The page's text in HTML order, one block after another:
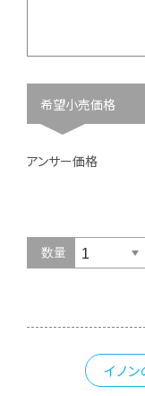
希望小売価格
アンサー価格
数量
イノ